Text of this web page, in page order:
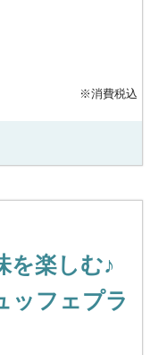
※消費税込
を楽しむ♪
ッフェプラ